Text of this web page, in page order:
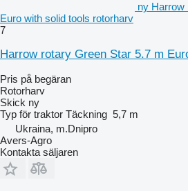
ny Harrow
Euro with solid tools rotorharv
7
Harrow rotary Green Star 5.7 m
Pris på begäran
Rotorharv
Skick ny
Typ för traktor Täckning 5,7 m
Ukraina, m.Dnipro
Avers-Agro
Kontakta säljaren